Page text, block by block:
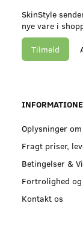
SkinStyle
nye vare i
Tilmeld
Oplysninger
Fragt priser,
Betingelser &
Fortrolighed
Kontakt os